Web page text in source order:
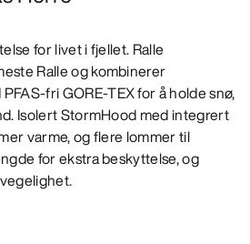
for livet i fjellet. Ralle
Ralle og kombinerer
fri GORE-TEX for å holde snø,
Isolert StormHood med integrert
varme, og flere lommer til
for ekstra beskyttelse, og